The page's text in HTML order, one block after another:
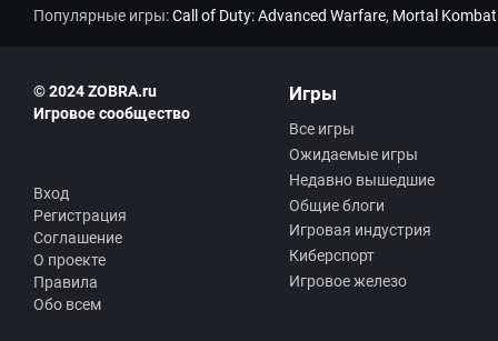
Популярные игры:Call of Duty: Advanced Warfare, Mortal
© 2024 ZOBRA.ru
Игровое сообщество
Вход
Регистрация
Соглашение
О проекте
Правила
Обо всем
Игры
Все игры
Ожидаемые игры
Недавно вышедшие
Общие блоги
Игровая индустрия
Киберспорт
Игровое железо